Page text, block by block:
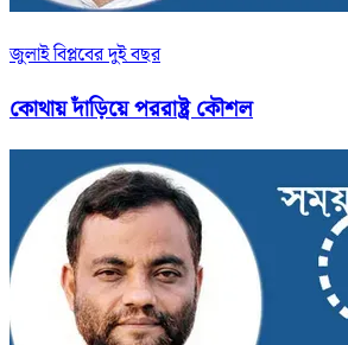
জুলাই বিপ্লবের দুই বছর
কোথায় দাঁড়িয়ে পররাষ্ট্র কৌশল